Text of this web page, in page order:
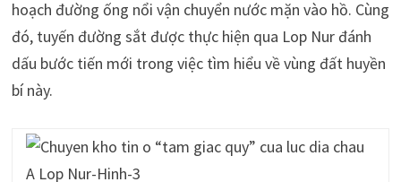
hoạch đường ống nổi vận chuyển nước mặn vào hồ. Cùng
đó, tuyến đường sắt được thực hiện qua Lop Nur đánh
dấu bước tiến mới trong việc tìm hiểu về vùng đất huyền
bí này.